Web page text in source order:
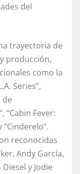
del
trayectoria de
producción,
como la
Series”,
de
“Cabin Fever:
“Cinderelo”.
reconocidas
Andy García,
y Jodie